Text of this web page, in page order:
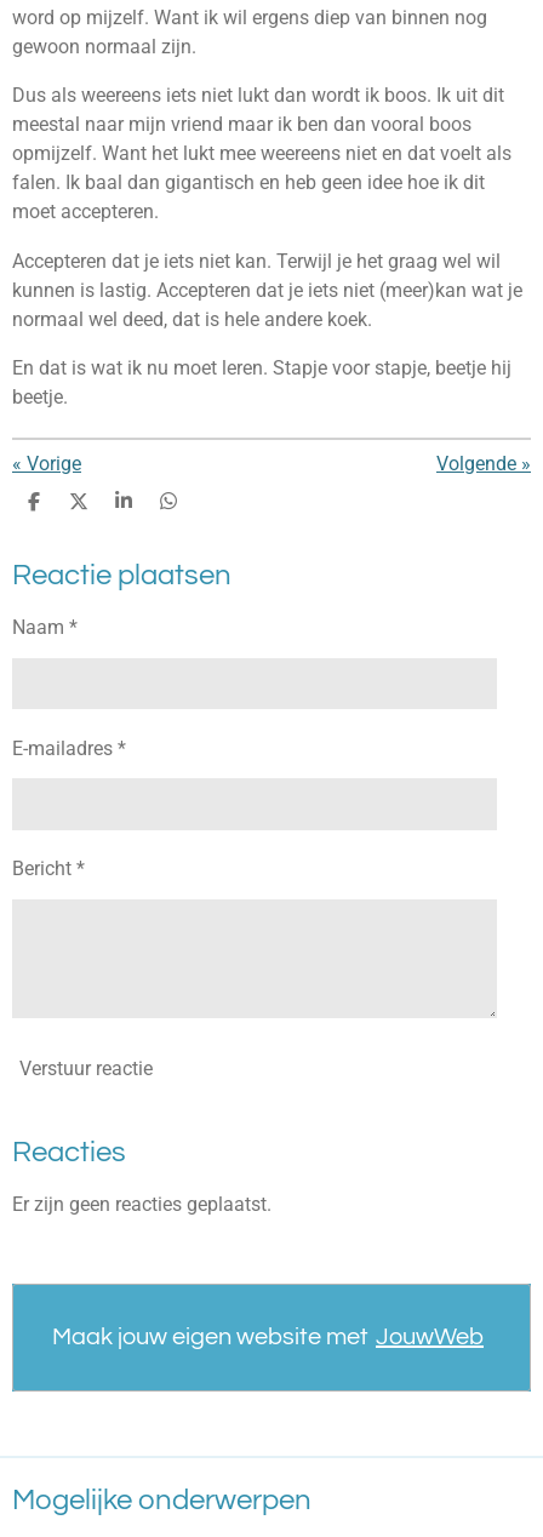
word op mijzelf. Want ik wil ergens diep van binnen nog
gewoon normaal zijn.
Dus als weereens iets niet lukt dan wordt ik boos. Ik uit dit
meestal naar mijn vriend maar ik ben dan vooral boos
opmijzelf. Want het lukt mee weereens niet en dat voelt als
falen. Ik baal dan gigantisch en heb geen idee hoe ik dit
moet accepteren.
Accepteren dat je iets niet kan. Terwijl je het graag wel wil
kunnen is lastig. Accepteren dat je iets niet (meer)kan wat je
normaal wel deed, dat is hele andere koek.
En dat is wat ik nu moet leren. Stapje voor stapje, beetje hij
beetje.
« Vorige Volgende »
D
e
n
D
l
S
r
e
D
e
n
Reactie plaatsen
Naam *
E-mailadres *
Bericht *
Verstuur reactie
Reacties
Er zijn geen reacties geplaatst.
Maak jouw eigen website met JouwWeb
Mogelijke onderwerpen